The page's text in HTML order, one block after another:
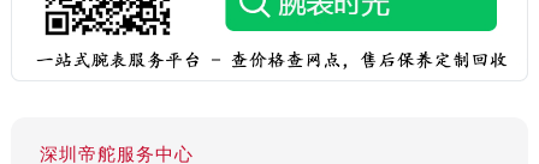
深圳帝舵服务中心